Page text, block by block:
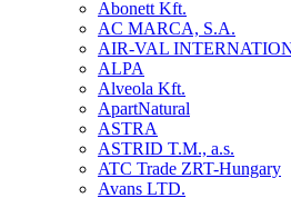
Abonett Kft.
AC MARCA, S.A.
AIR-VAL
ALPA
Alveola Kft.
ApartNatural
ASTRA
ASTRID T.M., a.s.
ATC Trade ZRT-Hungary
Avans LTD.